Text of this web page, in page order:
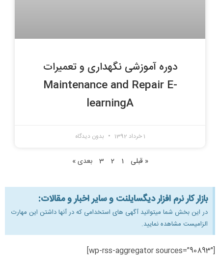
دوره آموزشی نگهداری و تعمیرات
Maintenance and Repair E-
learningA
1 خرداد 1392 بدون دیدگاه
« قبلی 1
2
3 بعدی »
بازار کار نرم افزار دیگسایلنت و سایر اخبار و مقالات:
در این بخش شما میتوانید آگهی های استخدامی که در آنها داشتن این مهارت
الزامیست مشاهده نمایید.
[wp-rss-aggregator sources=”90893″]